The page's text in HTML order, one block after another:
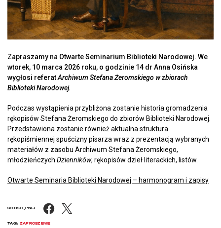
Zapraszamy na Otwarte Seminarium Biblioteki Narodowej. We
wtorek, 10 marca 2026 roku, o godzinie 14 dr Anna Osińska
wygłosi referatArchiwum Stefana Żeromskiego w zbiorach
Biblioteki Narodowej.
Podczas wystąpienia przybliżona zostanie historia gromadzenia
rękopisów Stefana Żeromskiego do zbiorów Biblioteki Narodowej.
Przedstawiona zostanie również aktualna struktura
rękopiśmiennej spuścizny pisarza wraz z prezentacją wybranych
materiałów z zasobu Archiwum Stefana Żeromskiego,
młodzieńczych Dzienników, rękopisów dzieł literackich, listów.
Otwarte Seminaria Biblioteki Narodowej – harmonogram i zapisy
UDOSTĘPNIJ: Facebook
TAGI: ZAPROSZENIE